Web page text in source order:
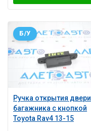
Ручка открытия двери
багажника с кнопкой
Toyota Rav4 13-15
Б/У